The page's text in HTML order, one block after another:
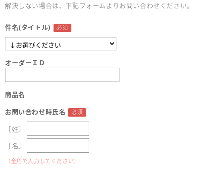
解決しない場合は、下記フォームよりお問い合わせください。
件名(タイトル)
オーダーＩＤ
商品名
お問い合わせ時氏名
［姓］
［名］
（全角で入力してください）